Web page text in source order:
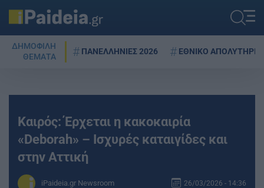
ΔΗΜΟΦΙΛΗ
ΘΕΜΑΤΑ
ΠΑΝΕΛΛΗΝΙΕΣ 2026 ΕΘΝΙΚΟ ΑΠΟΛΥΤΗΡΙΟ
Καιρός: Έρχεται η κακοκαιρία
«Deborah» – Ισχυρές καταιγίδες και
στην Αττική
iPaideia.gr Newsroom 26/03/2026 - 14:36